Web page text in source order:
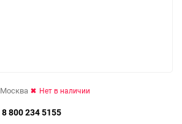
Москва Нет в наличии
8 800 234 5155